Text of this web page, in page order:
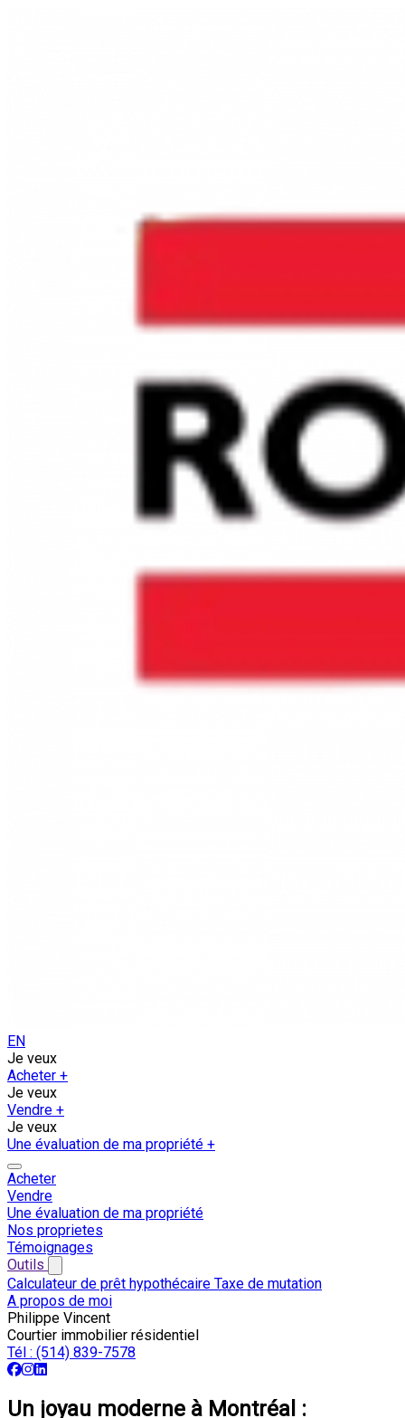
EN
Je veux
Acheter +
Je veux
Vendre +
Je veux
Une évaluation de ma propriété +
Acheter
Vendre
Une évaluation de ma propriété
Nos proprietes
Témoignages
Outils
Calculateur de prêt hypothécaire Taxe de mutation
A propos de moi
Philippe Vincent
Courtier immobilier résidentiel
Tél : (514) 839-7578
Un joyau moderne à Montréal :